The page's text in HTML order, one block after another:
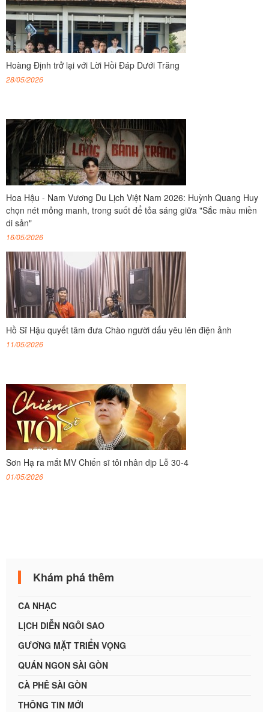
Hoàng Định trở lại với Lời Hồi Đáp Dưới Trăng
28/05/2026
Hoa Hậu - Nam Vương Du Lịch Việt Nam 2026: Huỳnh Quang Huy
chọn nét mỏng manh, trong suốt để tỏa sáng giữa "Sắc màu miền
di sản"
16/05/2026
Hồ Sĩ Hậu quyết tâm đưa Chào người dấu yêu lên điện ảnh
11/05/2026
Sơn Hạ ra mắt MV Chiến sĩ tôi nhân dịp Lễ 30-4
01/05/2026
Khám phá thêm
CA NHẠC
LỊCH DIỄN NGÔI SAO
GƯƠNG MẶT TRIỂN VỌNG
QUÁN NGON SÀI GÒN
CÀ PHÊ SÀI GÒN
THÔNG TIN MỚI